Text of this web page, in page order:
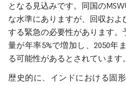
となる見込みです。同国の
な水準にありますが、回収お
する緊急の必要性があります
量が年率5%で増加し、2050年
る可能性があるとされています。
歴史的に、インドにおける固